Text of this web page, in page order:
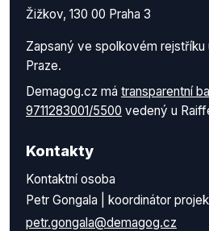
Žižkov, 130 00 Praha 3
Zapsaný ve spolkovém
Praze.
Demagog.cz má transparentní
9711283001/5500 vedený u
Kontakty
Kontaktní osoba
Petr Gongala | koordinátor
petr.gongala@demagog.cz